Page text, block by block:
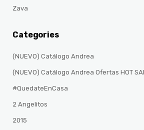
Zava
Categories
(NUEVO) Catálogo Andrea
(NUEVO) Catálogo Andrea Ofertas HOT
#QuedateEnCasa
2 Angelitos
2015